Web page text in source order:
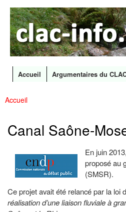
CLAC
Info
Les
grands
canaux
en
Menu principal
Accueil Argumentaires du
Accueil
Canal Saône-
En juin
proposé au
(SMSR).
Ce projet avait été relancé par la loi
réalisation d’une liaison fluviale à